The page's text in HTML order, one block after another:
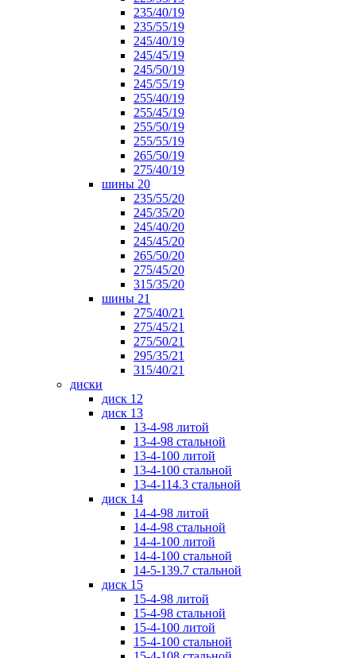
235/40/19
235/55/19
245/40/19
245/45/19
245/50/19
245/55/19
255/40/19
255/45/19
255/50/19
255/55/19
265/50/19
275/40/19
шины 20
235/55/20
245/35/20
245/40/20
245/45/20
265/50/20
275/45/20
315/35/20
шины 21
275/40/21
275/45/21
275/50/21
295/35/21
315/40/21
диски
диск 12
диск 13
13-4-98 литой
13-4-98 стальной
13-4-100 литой
13-4-100 стальной
13-4-114.3 стальной
диск 14
14-4-98 литой
14-4-98 стальной
14-4-100 литой
14-4-100 стальной
14-5-139.7 стальной
диск 15
15-4-98 литой
15-4-98 стальной
15-4-100 литой
15-4-100 стальной